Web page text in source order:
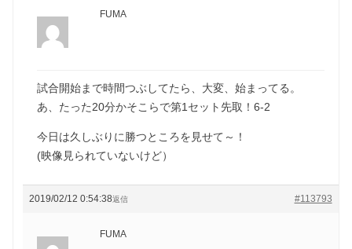
FUMA
試合開始まで時間つぶしてたら、大変、始まってる。
あ、たった20分かそこらで第1セット先取！6-2
今日は久しぶりに勝つところを見せて～！
(映像見られていないけど）
2019/02/12 0:54:38 #113793
返信
FUMA